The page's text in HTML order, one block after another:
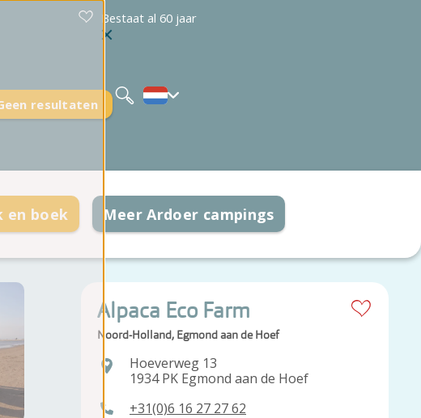
Bestaat al 60 jaar
resultaten
English
en boek Meer Ardoer campings
Alpaca Eco Farm
Noord-Holland, Egmond aan de Hoef
Hoeverweg 13
1934 PK Egmond aan de Hoef
+31(0)6 16 27 27 62